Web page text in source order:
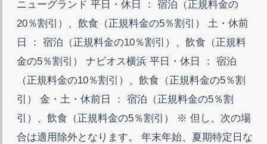
ニューグランド 平日・休日 ： 宿泊（正規料金の
20％割引）、飲食（正規料金の5％割引） 土・休前
日 ： 宿泊（正規料金の10％割引）、飲食（正規料
金の5％割引） ナビオス横浜 平日・休日 ： 宿泊
（正規料金の10％割引）、飲食（正規料金の5％割
引） 金・土・休前日 ： 宿泊（正規料金の5％割
引）、飲食（正規料金の5％割引） ※ 但し、次の場
合は適用除外となります。 年末年始、夏期特定日な